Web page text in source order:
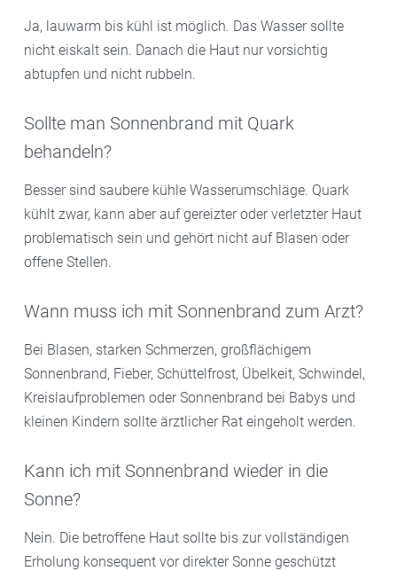
Ja, lauwarm bis kühl ist möglich. Das Wasser sollte
nicht eiskalt sein. Danach die Haut nur vorsichtig
abtupfen und nicht rubbeln.
Sollte man Sonnenbrand mit Quark
behandeln?
Besser sind saubere kühle Wasserumschläge. Quark
kühlt zwar, kann aber auf gereizter oder verletzter Haut
problematisch sein und gehört nicht auf Blasen oder
offene Stellen.
Wann muss ich mit Sonnenbrand zum Arzt?
Bei Blasen, starken Schmerzen, großflächigem
Sonnenbrand, Fieber, Schüttelfrost, Übelkeit, Schwindel,
Kreislaufproblemen oder Sonnenbrand bei Babys und
kleinen Kindern sollte ärztlicher Rat eingeholt werden.
Kann ich mit Sonnenbrand wieder in die
Sonne?
Nein. Die betroffene Haut sollte bis zur vollständigen
Erholung konsequent vor direkter Sonne geschützt